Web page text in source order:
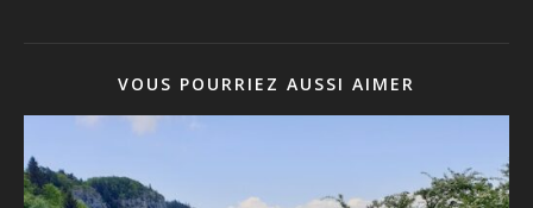
VOUS POURRIEZ AUSSI AIMER